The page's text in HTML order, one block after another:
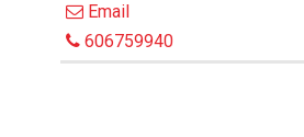
Email
606759940